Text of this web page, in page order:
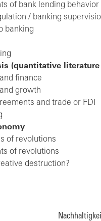
of bank lending behavior
/ banking
banking
(quantitative literature
finance
growth
and trade or FDI
of revolutions
of revolutions
destruction?